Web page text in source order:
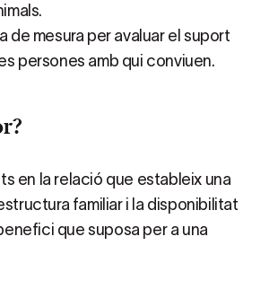
de mesura per avaluar el suport
persones amb qui conviuen.
en la relació que estableix una
familiar i la disponibilitat
que suposa per a una